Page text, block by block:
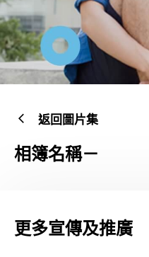
宣
傳
廣
返回圖片集
相簿名稱－
更多宣傳及推廣